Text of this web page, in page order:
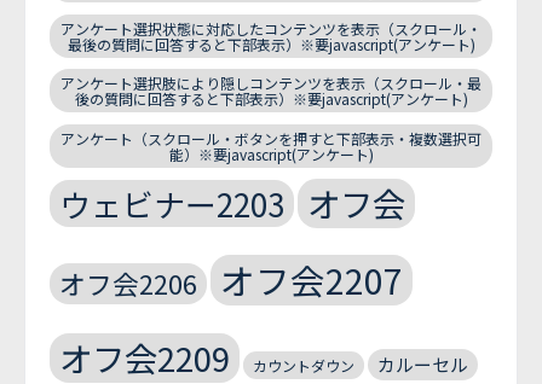
アンケート選択状態に対応したコンテンツを表示（スクロール・
最後の質問に回答すると下部表示）※要javascript(アンケート)
アンケート選択肢により隠しコンテンツを表示（スクロール・最
後の質問に回答すると下部表示）※要javascript(アンケート)
アンケート（スクロール・ボタンを押すと下部表示・複数選択可
能）※要javascript(アンケート)
ウェビナー2203 オフ会
オフ会2206 オフ会2207
オフ会2209 カウントダウン カルーセル